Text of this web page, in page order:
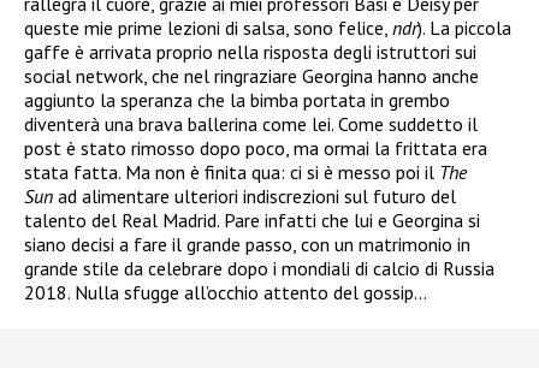
queste mie prime lezioni di salsa, sono felice, ndr). La piccola
gaffe è arrivata proprio nella risposta degli istruttori sui
social network, che nel ringraziare Georgina hanno anche
aggiunto la speranza che la bimba portata in grembo
diventerà una brava ballerina come lei. Come suddetto il
post è stato rimosso dopo poco, ma ormai la frittata era
stata fatta. Ma non è finita qua: ci si è messo poi il The
Sun ad alimentare ulteriori indiscrezioni sul futuro del
talento del Real Madrid. Pare infatti che lui e Georgina si
siano decisi a fare il grande passo, con un matrimonio in
grande stile da celebrare dopo i mondiali di calcio di Russia
2018. Nulla sfugge all’occhio attento del gossip…